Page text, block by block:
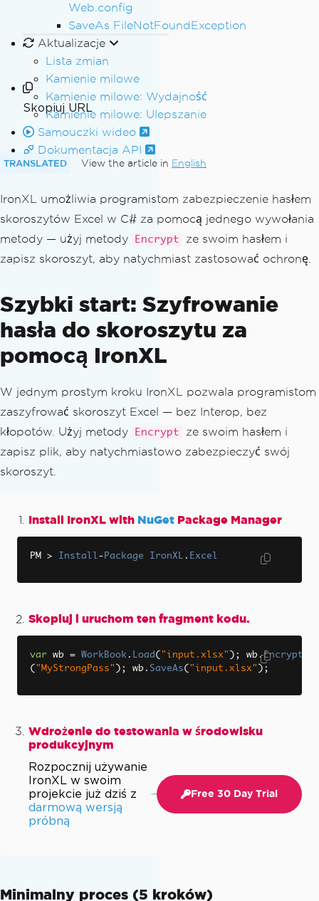
Web.config
SaveAs FileNotFoundException
Aktualizacje
Lista zmian
Kamienie milowe
Kamienie milowe: Wydajność
Kamienie milowe: Ulepszanie
Samouczki wideo
Dokumentacja API
Skopiuj URL
TRANSLATED View the article in English
IronXL umożliwia programistom zabezpieczenie hasłem
skoroszytów Excel w C# za pomocą jednego wywołania
metody — użyj metody
Encrypt
ze swoim hasłem i
zapisz skoroszyt, aby natychmiast zastosować ochronę.
Szybki start: Szyfrowanie
hasła do skoroszytu za
pomocą IronXL
W jednym prostym kroku IronXL pozwala programistom
zaszyfrować skoroszyt Excel — bez Interop, bez
kłopotów. Użyj metody
Encrypt
ze swoim hasłem i
zapisz plik, aby natychmiastowo zabezpieczyć swój
skoroszyt.
Install IronXL with NuGet Package Manager
PM > Install- Package IronXL . Excel
Skopiuj i uruchom ten fragment kodu.
var wb = WorkBook . Load ( "input.xlsx" ); wb .Encrypt
( "MyStrongPass" ); wb . SaveAs( "input.xlsx" );
Wdrożenie do testowania w środowisku
produkcyjnym
Rozpocznij używanie
IronXL w swoim
projekcie już dziś z
darmową wersją
próbną
Free 30 Day Trial
Minimalny proces (5 kroków)